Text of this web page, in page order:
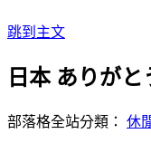
跳到主文
日本 ありが
部落格全站分類： 休